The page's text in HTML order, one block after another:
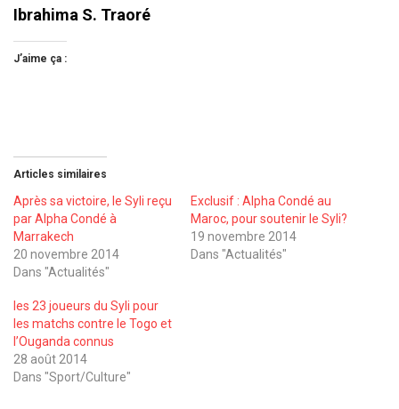
Ibrahima S. Traoré
J’aime ça :
Articles similaires
Après sa victoire, le Syli reçu
par Alpha Condé à
Marrakech
20 novembre 2014
Dans "Actualités"
Exclusif : Alpha Condé au
Maroc, pour soutenir le Syli?
19 novembre 2014
Dans "Actualités"
les 23 joueurs du Syli pour
les matchs contre le Togo et
l’Ouganda connus
28 août 2014
Dans "Sport/Culture"